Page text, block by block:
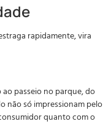
rapidamente, vira
passeio no parque, do
não só impressionam pelo
quanto com o